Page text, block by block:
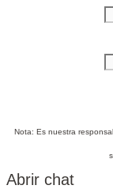
Nota: Es nuestra
Abrir chat